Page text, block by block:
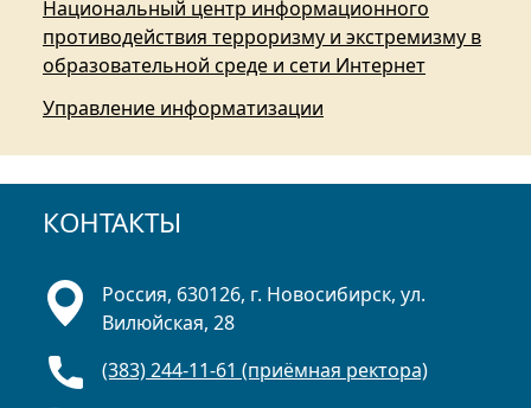
Национальный центр информационного
противодействия терроризму и экстремизму в
образовательной среде и сети Интернет
Управление информатизации
КОНТАКТЫ
Россия, 630126, г. Новосибирск, ул.
Вилюйская, 28
(383) 244-11-61 (приёмная ректора)